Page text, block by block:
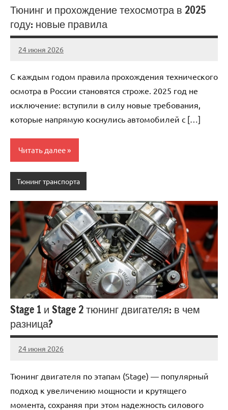
Тюнинг и прохождение техосмотра в 2025
году: новые правила
24 июня 2026
auto_motorss
Нет
С каждым годом правила прохождения технического
осмотра в России становятся строже. 2025 год не
исключение: вступили в силу новые требования,
которые напрямую коснулись автомобилей с […]
Читать далее
Тюнинг транспорта
Stage 1 и Stage 2 тюнинг двигателя: в чем
разница?
24 июня 2026
auto_motorss
Нет
Тюнинг двигателя по этапам (Stage) — популярный
подход к увеличению мощности и крутящего
момента, сохраняя при этом надежность силового